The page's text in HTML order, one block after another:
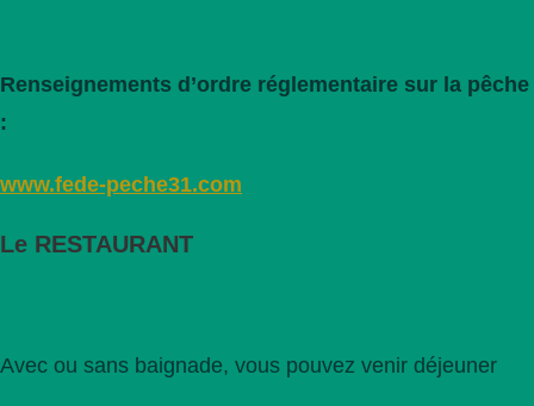
Renseignements d’ordre réglementaire sur la pêche
:
www.fede-peche31.com
Le RESTAURANT
Avec ou sans baignade, vous pouvez venir déjeuner